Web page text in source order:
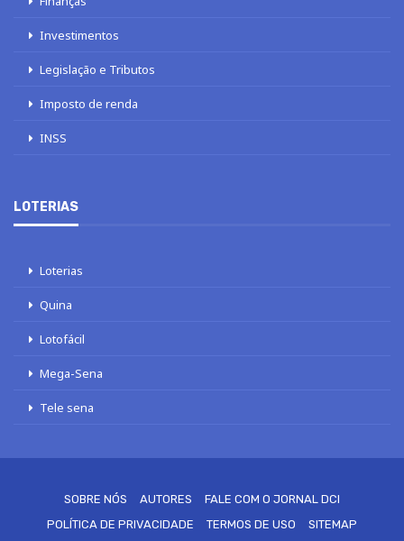
Investimentos
Legislação e Tributos
Imposto de renda
INSS
LOTERIAS
Loterias
Quina
Lotofácil
Mega-Sena
Tele sena
SOBRE NÓS AUTORES
FALE COM O JORNAL DCI
POLÍTICA DE PRIVACIDADE
TERMOS DE USO SITEMAP
desejar.
Aceito Mais detalhes